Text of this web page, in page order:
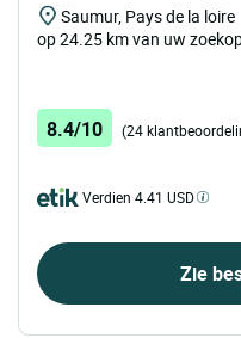
Saumur, Pays de la loire
op 24.25 km van uw
8.4/10 (24
Verdien 4.41 USD
Zie